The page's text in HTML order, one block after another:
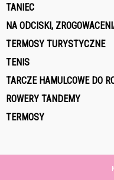
TANIEC
NA ODCISKI,
TERMOSY TURYSTYCZNE
TENIS
TARCZE HAMULCOWE DO
ROWERY TANDEMY
TERMOSY